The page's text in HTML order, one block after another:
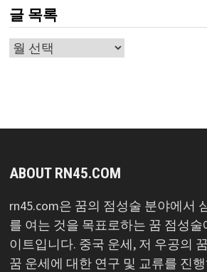
글 목록
글
ABOUT RN45.COM
rn45.com은 꿈의 점성술 분야에서
를 여는 것을 목표로하는 꿈 점성
이트입니다. 중국 운세, 저 우공의
꿈 운세에 대한 연구 및 교류를 진